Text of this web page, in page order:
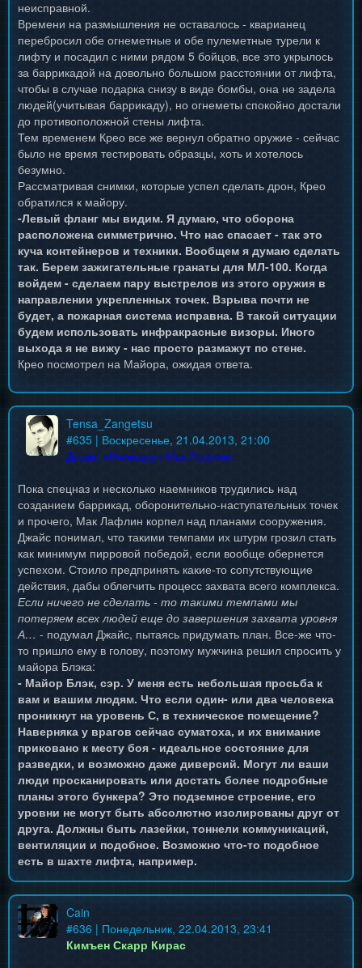
неисправной.
Времени на размышления не оставалось - кварианец
перебросил обе огнеметные и обе пулеметные турели к
лифту и посадил с ними рядом 5 бойцов, все это укрылось
за баррикадой на довольно большом расстоянии от лифта,
чтобы в случае подарка снизу в виде бомбы, она не задела
людей(учитывая баррикаду), но огнеметы спокойно достали
до противоположной стены лифта.
Тем временем Крео все же вернул обратно оружие - сейчас
было не время тестировать образцы, хоть и хотелось
безумно.
Рассматривая снимки, которые успел сделать дрон, Крео
обратился к майору.
-Левый фланг мы видим. Я думаю, что оборона
расположена симметрично. Что нас спасает - так это
куча контейнеров и техники. Вообщем я думаю сделать
так. Берем зажигательные гранаты для МЛ-100. Когда
войдем - сделаем пару выстрелов из этого оружия в
направлении укрепленных точек. Взрыва почти не
будет, а пожарная система исправна. В такой ситуации
будем использовать инфракрасные визоры. Иного
выхода я не вижу - нас просто размажут по стене.
Крео посмотрел на Майора, ожидая ответа.
Tensa_Zangetsu
#635 | Воскресенье, 21.04.2013, 21:00
Джайс «Ичимару» Мак’Лафлин
Пока спецназ и несколько наемников трудились над
созданием баррикад, оборонительно-наступательных точек
и прочего, Мак Лафлин корпел над планами сооружения.
Джайс понимал, что такими темпами их штурм грозил стать
как минимум пирровой победой, если вообще обернется
успехом. Стоило предпринять какие-то сопутствующие
действия, дабы облегчить процесс захвата всего комплекса.
Если ничего не сделать - то такими темпами мы
потеряем всех людей еще до завершения захвата уровня
А… - подумал Джайс, пытаясь придумать план. Все-же что-
то пришло ему в голову, поэтому мужчина решил спросить у
майора Блэка:
- Майор Блэк, сэр. У меня есть небольшая просьба к
вам и вашим людям. Что если один- или два человека
проникнут на уровень С, в техническое помещение?
Наверняка у врагов сейчас суматоха, и их внимание
приковано к месту боя - идеальное состояние для
разведки, и возможно даже диверсий. Могут ли ваши
люди просканировать или достать более подробные
планы этого бункера? Это подземное строение, его
уровни не могут быть абсолютно изолированы друг от
друга. Должны быть лазейки, тоннели коммуникаций,
вентиляции и подобное. Возможно что-то подобное
есть в шахте лифта, например.
Cain
#636 | Понедельник, 22.04.2013, 23:41
Кимъен Скарр Кирас